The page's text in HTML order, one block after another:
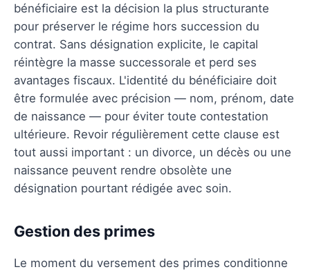
bénéficiaire est la décision la plus structurante
pour préserver le régime hors succession du
contrat. Sans désignation explicite, le capital
réintègre la masse successorale et perd ses
avantages fiscaux. L'identité du bénéficiaire doit
être formulée avec précision — nom, prénom, date
de naissance — pour éviter toute contestation
ultérieure. Revoir régulièrement cette clause est
tout aussi important : un divorce, un décès ou une
naissance peuvent rendre obsolète une
désignation pourtant rédigée avec soin.
Gestion des primes
Le moment du versement des primes conditionne